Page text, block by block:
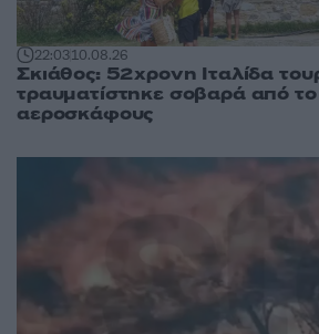
22:0310.08.26
Σκιάθος: 52χρονη Ιταλίδα
τραυματίστηκε σοβαρά από
αεροσκάφους